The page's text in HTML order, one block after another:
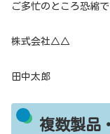
ご多忙のところ恐縮
株式会社△△
田中太郎
複数製品